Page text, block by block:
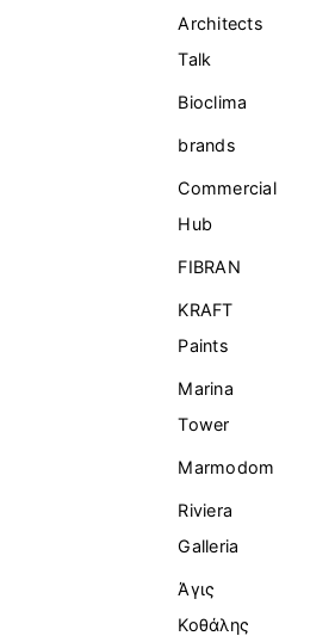
Architects
Talk
Bioclima
brands
Commercial
Ηub
FIBRAN
KRAFT
Paints
Marina
Tower
Marmodom
Riviera
Galleria
Άγις
Κοθάλης